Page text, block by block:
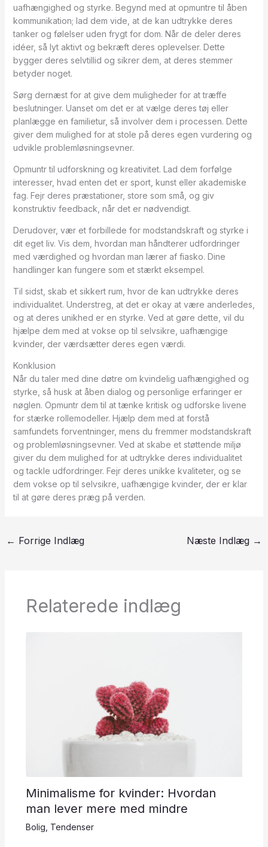
uafhængighed og styrke. Begynd med at opmuntre til åben
kommunikation; lad dem vide, at de kan udtrykke deres
tanker og følelser uden frygt for dom. Når de deler deres
idéer, så lyt aktivt og bekræft deres oplevelser. Dette
bygger deres selvtillid og sikrer dem, at deres stemmer
betyder noget.
Sørg dernæst for at give dem muligheder for at træffe
beslutninger. Uanset om det er at vælge deres tøj eller
planlægge en familietur, så involver dem i processen. Dette
giver dem mulighed for at stole på deres egen vurdering og
udvikle problemløsningsevner.
Opmuntr til udforskning og kreativitet. Lad dem forfølge
interesser, hvad enten det er sport, kunst eller akademiske
fag. Fejr deres præstationer, store som små, og giv
konstruktiv feedback, når det er nødvendigt.
Derudover, vær et forbillede for modstandskraft og styrke i
dit eget liv. Vis dem, hvordan man håndterer udfordringer
med værdighed og hvordan man lærer af fiasko. Dine
handlinger kan fungere som et stærkt eksempel.
Til sidst, skab et sikkert rum, hvor de kan udtrykke deres
individualitet. Understreg, at det er okay at være anderledes,
og at deres unikhed er en styrke. Ved at gøre dette, vil du
hjælpe dem med at vokse op til selvsikre, uafhængige
kvinder, der værdsætter deres egen værdi.
Konklusion
Når du taler med dine døtre om kvindelig uafhængighed og
styrke, så husk at åben dialog og personlige erfaringer er
nøglen. Opmuntr dem til at tænke kritisk og udforske livene
for stærke rollemodeller. Hjælp dem med at forstå
samfundets forventninger, mens du fremmer modstandskraft
og problemløsningsevner. Ved at skabe et støttende miljø
giver du dem mulighed for at udtrykke deres individualitet
og tackle udfordringer. Fejr deres unikke kvaliteter, og se
dem vokse op til selvsikre, uafhængige kvinder, der er klar
til at gøre deres præg på verden.
← Forrige Indlæg Næste Indlæg →
Relaterede indlæg
Minimalisme for kvinder: Hvordan
man lever mere med mindre
Bolig Tendenser